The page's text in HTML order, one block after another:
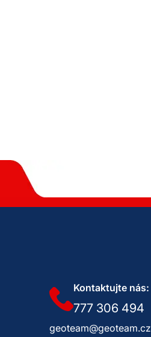
Kontaktujte nás:
777 306 494
geoteam@geoteam.cz